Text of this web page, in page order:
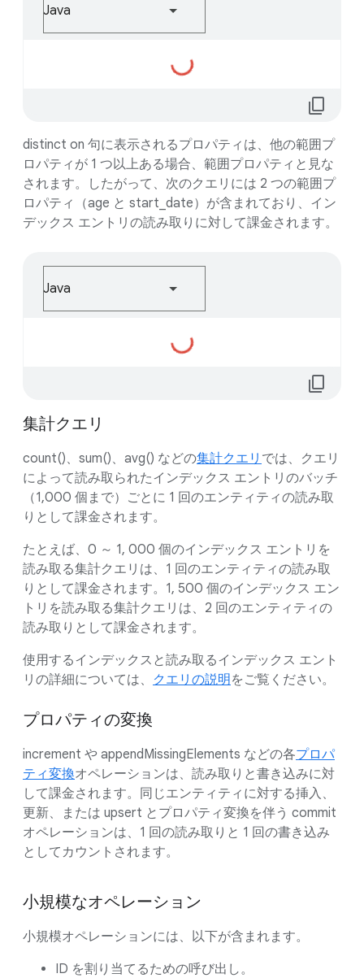
Java
読
み
で
い
ま
す...
content_copy
distinct on 句に表示されるプロパティは、他の範囲プ
ロパティが 1 つ以上ある場合、範囲プロパティと見な
されます。したがって、次のクエリには 2 つの範囲プ
ロパティ（age と start_date）が含まれており、イン
デックス エントリの読み取りに対して課金されます。
Java
読
み
ま
す...
content_copy
集計クエリ
count()、sum()、avg() などの集計クエリ では、クエリ
によって読み取られたインデックス エントリのバッチ
（1,000 個まで）ごとに 1 回のエンティティの読み取
りとして課金されます。
たとえば、0 ～ 1, 000 個のインデックス エントリを
読み取る集計クエリは、1 回のエンティティの読み取
りとして課金されます。1, 500 個のインデックス エン
トリを読み取る集計クエリは、2 回のエンティティの
読み取りとして課金されます。
使用するインデックスと読み取るインデックス エント
リの詳細については、 クエリの説明 をご覧ください。
プロパティの変換
increment や appendMissingElements などの各プロパ
ティ変換オペレーションは、読み取りと書き込みに対
して課金されます。同じエンティティに対する挿入、
更新、または upsert とプロパティ変換を伴う commit
オペレーションは、1 回の読み取りと 1 回の書き込み
としてカウントされます。
小規模なオペレーション
小規模オペレーションには、以下が含まれます。
ID を割り当てるための呼び出し。